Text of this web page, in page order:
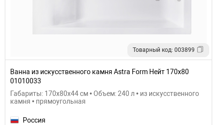
Товарный код: 003899
Ванна из искусственного камня Astra Form Нейт 170x80
01010033
Габариты: 170x80x44 см • Объем: 240 л • из искусственного
камня • прямоугольная
Россия